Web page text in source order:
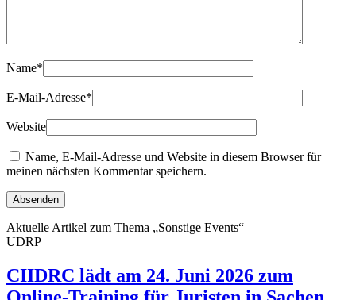
Name*
E-Mail-Adresse*
Website
Name, E-Mail-Adresse und Website in diesem Browser für
meinen nächsten Kommentar speichern.
Aktuelle Artikel zum Thema „Sonstige Events“
UDRP
CIIDRC lädt am 24. Juni 2026 zum